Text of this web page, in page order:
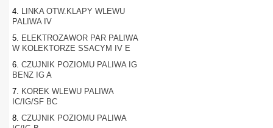
4. LINKA OTW.KLAPY WLEWU
PALIWA IV
5. ELEKTROZAWOR PAR PALIWA
W KOLEKTORZE SSACYM IV E
6. CZUJNIK POZIOMU PALIWA IG
BENZ IG A
7. KOREK WLEWU PALIWA
IC/IG/SF BC
8. CZUJNIK POZIOMU PALIWA